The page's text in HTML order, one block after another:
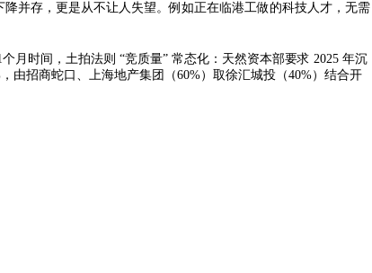
并存，更是从不让人失望。例如正在临港工做的科技人才，无需
月时间，土拍法则 “竞质量” 常态化：天然资本部要求 2025 年沉
由招商蛇口、上海地产集团（60%）取徐汇城投（40%）结合开